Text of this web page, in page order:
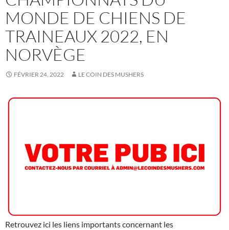
MONDE DE CHIENS DE
TRAINEAUX 2022, EN
NORVÈGE
FÉVRIER 24, 2022 LE COIN DES MUSHERS
Retrouvez ici les liens importants concernant les